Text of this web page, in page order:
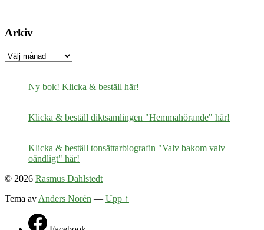
Arkiv
Arkiv
Ny bok! Klicka & beställ här!
Klicka & beställ diktsamlingen "Hemmahörande" här!
Klicka & beställ tonsättarbiografin "Valv bakom valv
oändligt" här!
© 2026 Rasmus Dahlstedt
Tema av Anders Norén — Upp ↑